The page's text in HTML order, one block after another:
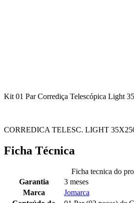
Kit 01 Par Corrediça Telescópica Light
CORREDICA TELESC. LIGHT
Ficha Técnica
Ficha tecnica do
Garantia
3 meses
Marca
Jomarca